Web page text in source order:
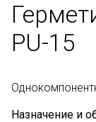
PU-15
Назначение и